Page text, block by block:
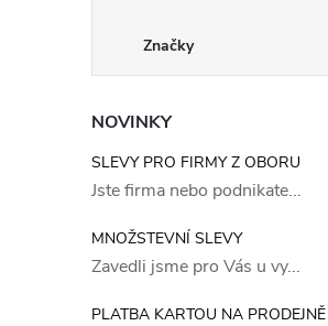
Značky
NOVINKY
SLEVY PRO FIRMY Z OBORU
Jste firma nebo podnikate...
MNOŽSTEVNÍ SLEVY
Zavedli jsme pro Vás u vy...
PLATBA KARTOU NA PRODEJNĚ